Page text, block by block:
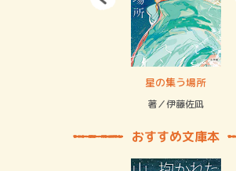
星の集う場所
著／伊藤佐凪
おすすめ文庫本